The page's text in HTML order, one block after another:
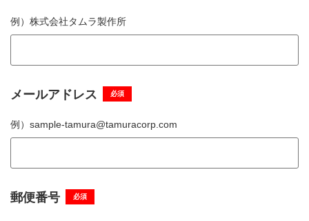
例） 株式会社タムラ製作所
メールアドレス 必須
例） sample-tamura@tamuracorp.com
郵便番号 必須